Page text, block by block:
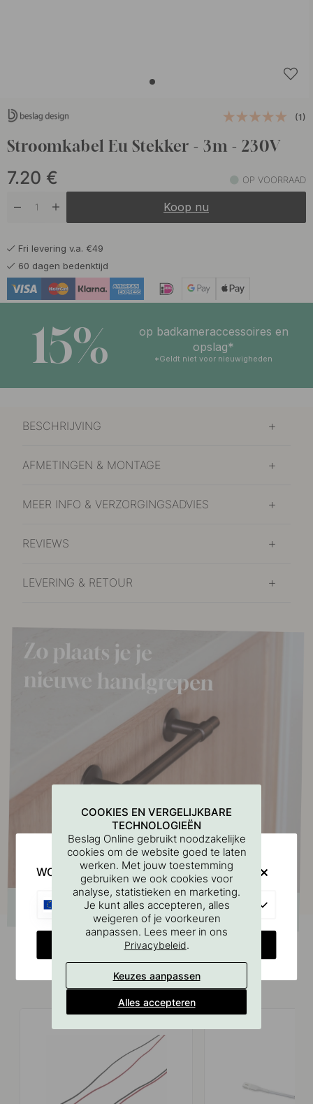
(1)
Stroomkabel Eu Stekker - 3m - 230V
7.20 € OP VOORRAAD
Koop nu
Fri levering v.a. €49
60 dagen bedenktijd
15%
op badkameraccessoires en
opslag*
*Geldt niet voor nieuwigheden
BESCHRIJVING
AFMETINGEN & MONTAGE
MEER INFO & VERZORGINGSADVIES
REVIEWS
LEVERING & RETOUR
Vergelijkbare producten
COOKIES EN VERGELIJKBARE
TECHNOLOGIEËN
Beslag Online gebruikt noodzakelijke
cookies om de website goed te laten
werken. Met jouw toestemming
gebruiken we ook cookies voor
analyse, statistieken en marketing.
Je kunt alles accepteren, alles
weigeren of je voorkeuren
aanpassen. Lees meer in ons
Privacybeleid.
Keuzes aanpassen
Alles accepteren
WOULD YOU RATHER VISIT?
CHANGE COUNTRY